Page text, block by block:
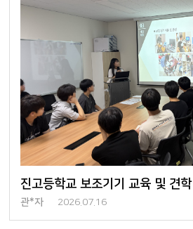
진고등학교 보조기기 교육 및 견학
관*자 2026.07.16